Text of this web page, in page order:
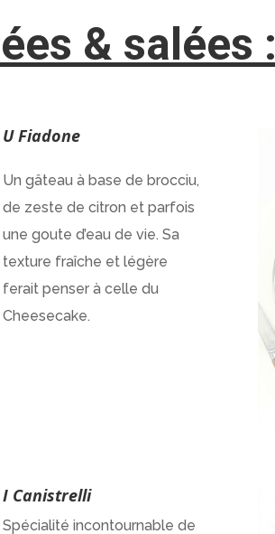
& salées :
U Fiadone
Un gâteau à base de brocciu,
de zeste de citron et parfois
une goute d’eau de vie. Sa
texture fraîche et légère
ferait penser à celle du
Cheesecake.
I Canistrelli
Spécialité incontournable de